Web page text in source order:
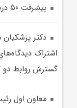
پيشرفت 50 درصدي طرح‌هاي تحقيقاتي بنياد شهيد
دکتر
اشتراک
گسترش روابط دو
معاون اول